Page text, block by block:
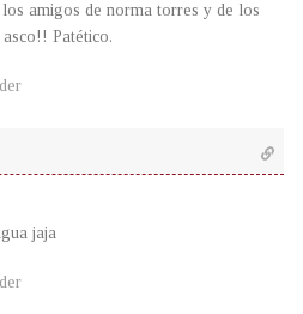
amigos de norma torres y de los
Patético.
jaja